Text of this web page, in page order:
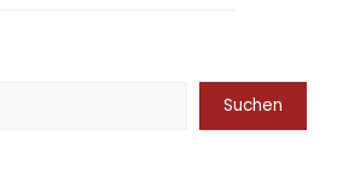
Suchen